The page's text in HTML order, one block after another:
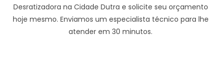
Desratizadora na Cidade Dutra e solicite seu orçamento
hoje mesmo. Enviamos um especialista técnico para lhe
atender em 30 minutos.